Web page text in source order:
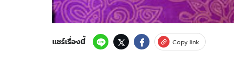
แชร์เรื่องนี้ Copy link